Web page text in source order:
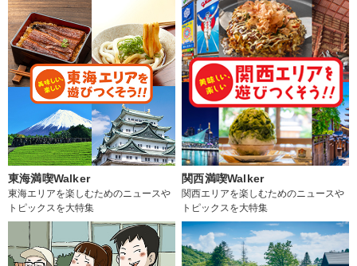
東海満喫Walker
東海エリアを楽しむためのニュースや
トピックスを大特集
関西満喫Walker
関西エリアを楽しむためのニュースや
トピックスを大特集